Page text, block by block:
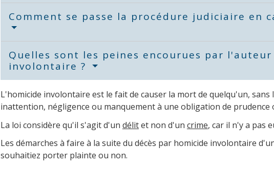
Comment se passe la procédure judiciaire en
Quelles sont les peines encourues par
involontaire ?
L'homicide involontaire est le fait de causer la mort de quelqu'un,
inattention, négligence ou manquement à une obligation de prudence
La loi considère qu'il s'agit d'un délitet non d'un crime, car il n'y a pas
Les démarches à faire à la suite du décès par homicide involontaire
souhaitiez porter plainte ou non.